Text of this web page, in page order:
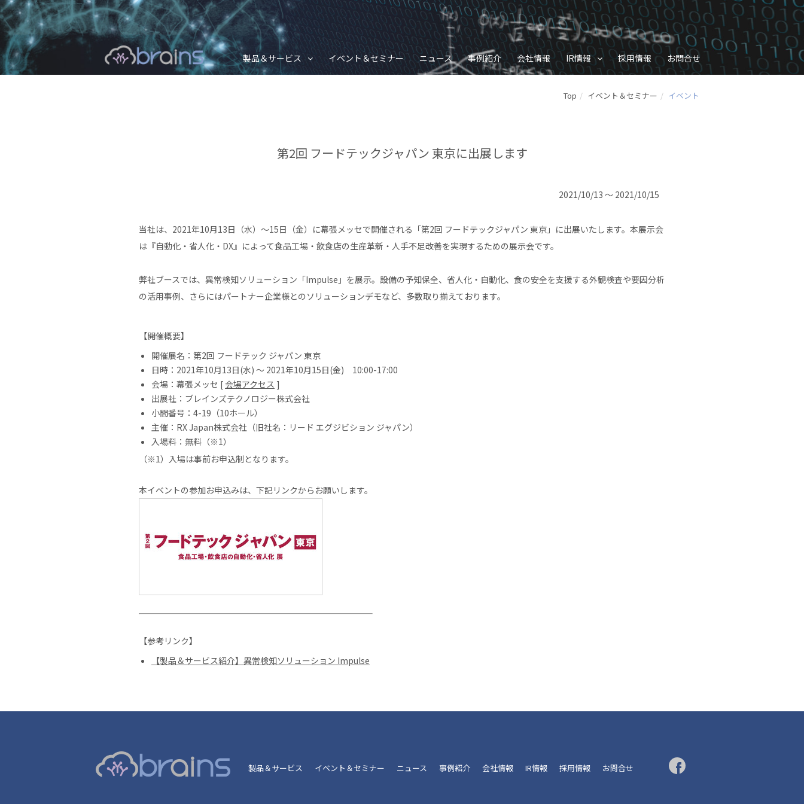
製品＆サービス イベント＆セミナー ニュース 事例紹介 会社情報 IR情報 採用情報 お問合せ
Top イベント＆セミナー イベント
第2回 フードテックジャパン 東京に出展します
2021/10/13 ～ 2021/10/15
当社は、2021年10月13日（水）〜15日（金）に幕張メッセで開催される「第2回 フードテックジャパン 東京」に出展いたします。本展示会
は『自動化・省人化・DX』によって食品工場・飲食店の生産革新・人手不足改善を実現するための展示会です。
弊社ブースでは、異常検知ソリューション「Impulse」を展示。設備の予知保全、省人化・自動化、食の安全を支援する外観検査や要因分析
の活用事例、さらにはパートナー企業様とのソリューションデモなど、多数取り揃えております。
【開催概要】
開催展名：第2回 フードテック ジャパン 東京
日時：2021年10月13日(水) 〜 2021年10月15日(金) 10:00-17:00
会場：幕張メッセ [ 会場アクセス ]
出展社：ブレインズテクノロジー株式会社
小間番号：4-19（10ホール）
主催：RX Japan株式会社（旧社名：リード エグジビション ジャパン）
入場料：無料（※1）
（※1）入場は事前お申込制となります。
本イベントの参加お申込みは、下記リンクからお願いします。
【参考リンク】
【製品＆サービス紹介】異常検知ソリューション Impulse
製品＆サービス イベント＆セミナー ニュース 事例紹介 会社情報 IR情報 採用情報 お問合せ